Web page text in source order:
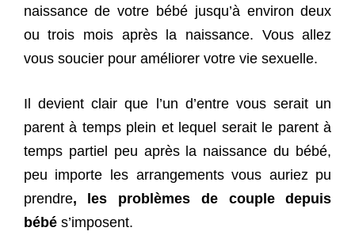
naissance de votre bébé jusqu’à environ deux
ou trois mois après la naissance. Vous allez
vous soucier pour améliorer votre vie sexuelle.
Il devient clair que l’un d’entre vous serait un
parent à temps plein et lequel serait le parent à
temps partiel peu après la naissance du bébé,
peu importe les arrangements vous auriez pu
prendre, les problèmes de couple depuis
bébé s’imposent.